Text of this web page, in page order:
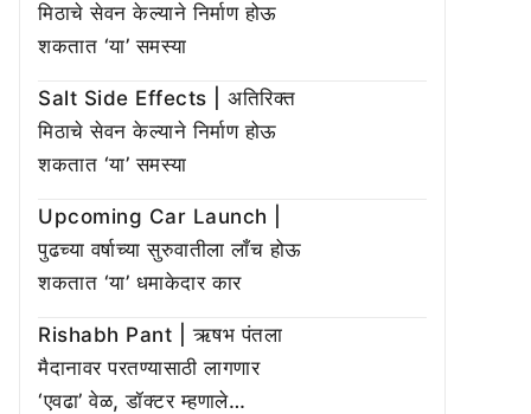
मिठाचे सेवन केल्याने निर्माण होऊ
शकतात ‘या’ समस्या
Salt Side Effects | अतिरिक्त
मिठाचे सेवन केल्याने निर्माण होऊ
शकतात ‘या’ समस्या
Upcoming Car Launch |
पुढच्या वर्षाच्या सुरुवातीला लाँच होऊ
शकतात ‘या’ धमाकेदार कार
Rishabh Pant | ऋषभ पंतला
मैदानावर परतण्यासाठी लागणार
‘एवढा’ वेळ, डॉक्टर म्हणाले…